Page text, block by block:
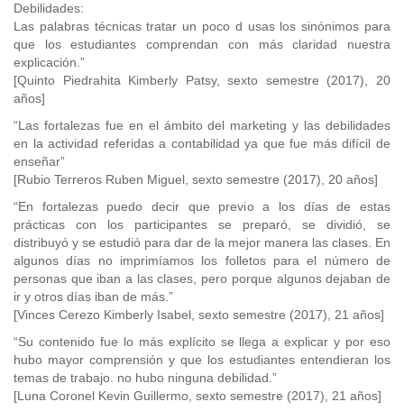
Debilidades:
Las palabras técnicas tratar un poco d usas los sinónimos para
que los estudiantes comprendan con más claridad nuestra
explicación.”
[Quinto Piedrahita Kimberly Patsy, sexto semestre (2017), 20
años]
“Las fortalezas fue en el ámbito del marketing y las debilidades
en la actividad referidas a contabilidad ya que fue más difícil de
enseñar”
[Rubio Terreros Ruben Miguel, sexto semestre (2017), 20 años]
“En fortalezas puedo decir que previo a los días de estas
prácticas con los participantes se preparó, se dividió, se
distribuyó y se estudió para dar de la mejor manera las clases. En
algunos días no imprimíamos los folletos para el número de
personas que iban a las clases, pero porque algunos dejaban de
ir y otros días iban de más.”
[Vinces Cerezo Kimberly Isabel, sexto semestre (2017), 21 años]
“Su contenido fue lo más explícito se llega a explicar y por eso
hubo mayor comprensión y que los estudiantes entendieran los
temas de trabajo. no hubo ninguna debilidad.”
[Luna Coronel Kevin Guillermo, sexto semestre (2017), 21 años]